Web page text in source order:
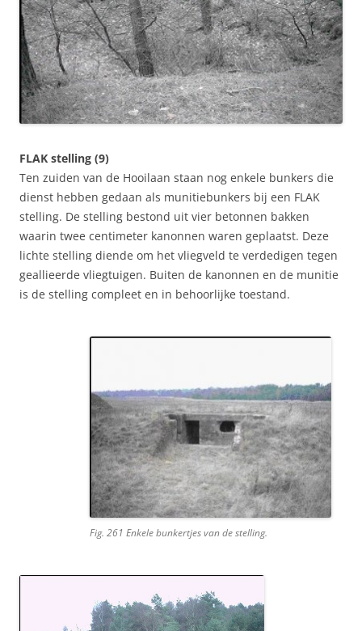
FLAK stelling (9)
Ten zuiden van de Hooilaan staan nog enkele bunkers die
dienst hebben gedaan als munitiebunkers bij een FLAK
stelling. De stelling bestond uit vier betonnen bakken
waarin twee centimeter kanonnen waren geplaatst. Deze
lichte stelling diende om het vliegveld te verdedigen tegen
geallieerde vliegtuigen. Buiten de kanonnen en de munitie
is de stelling compleet en in behoorlijke toestand.
Fig. 261 Enkele bunkertjes van de stelling.